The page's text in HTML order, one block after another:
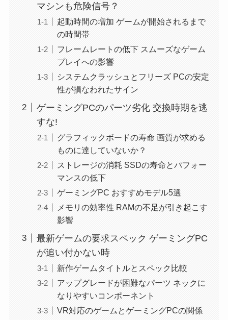
マシンも危険信号？
起動時間の増加 ゲームが開始されるまで
の時間帯
フレームレートの低下 スムーズなゲーム
プレイへの影響
システムクラッシュとフリーズ PCの安定
性が損なわれたサイン
ゲーミングPCのパーツ劣化 交換時期を逃
すな!
グラフィックボードの寿命 画質が求める
ものに達していないか？
ストレージの消耗 SSDの寿命とパフォー
マンスの低下
ゲーミングPC おすすめモデル5選
メモリの効率性 RAMの不足が引き起こす
影響
最新ゲームの要求スペック ゲーミングPC
が追い付かない時
新作ゲームタイトルとスペック比較
アップグレードが困難なパーツ ネックに
なりやすいコンポーネント
VR対応のゲームとゲーミングPCの関係